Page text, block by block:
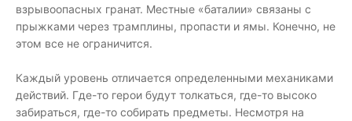
взрывоопасных гранат. Местные «баталии» связаны с
прыжками через трамплины, пропасти и ямы. Конечно, не
этом все не ограничится.
Каждый уровень отличается определенными механиками
действий. Где-то герои будут толкаться, где-то высоко
забираться, где-то собирать предметы. Несмотря на